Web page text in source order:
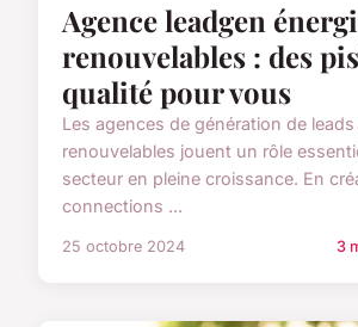
Agence leadgen
renouvelables : des
qualité pour vous
Les agences de génération de
renouvelables jouent un rôle
secteur en pleine croissance. En
connections ...
25 octobre 2024 3